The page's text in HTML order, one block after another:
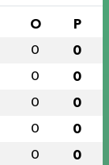
O P
0 0
0 0
0 0
0 0
0 0